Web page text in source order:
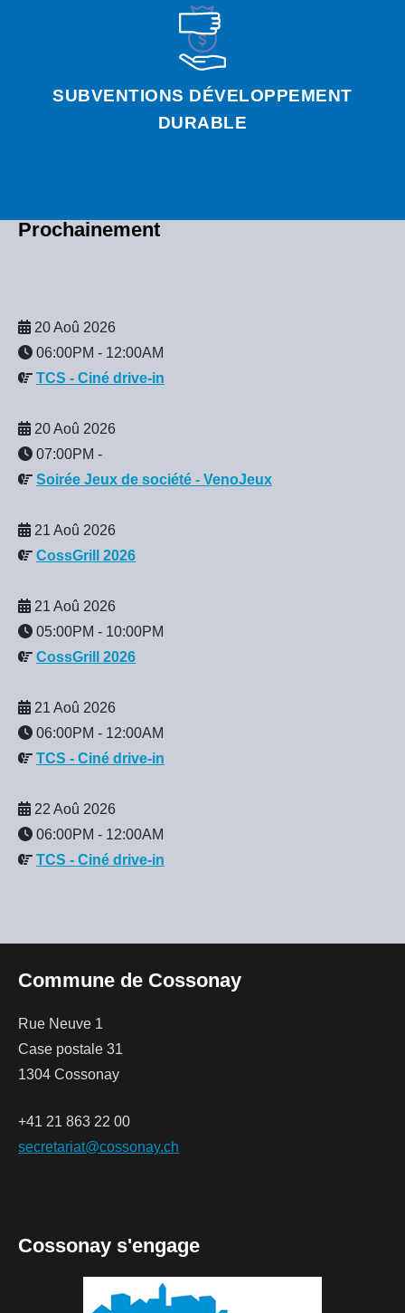
SUBVENTIONS DÉVELOPPEMENT
DURABLE
Prochainement
20 Aoû 2026
06:00PM - 12:00AM
TCS - Ciné drive-in
20 Aoû 2026
07:00PM -
Soirée Jeux de société - VenoJeux
21 Aoû 2026
CossGrill 2026
21 Aoû 2026
05:00PM - 10:00PM
CossGrill 2026
21 Aoû 2026
06:00PM - 12:00AM
TCS - Ciné drive-in
22 Aoû 2026
06:00PM - 12:00AM
TCS - Ciné drive-in
Commune de Cossonay
Rue Neuve 1
Case postale 31
1304 Cossonay
+41 21 863 22 00
secretariat@cossonay.ch
Cossonay s'engage